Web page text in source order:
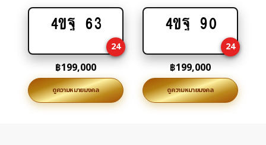
Add
cart
4ขฐ 63
24
฿199,000
ดูความหมายมงคล
Add
cart
4ขฐ 90
24
฿199,000
ดูความหมายมงคล